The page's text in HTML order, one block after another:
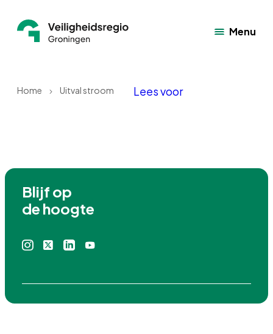
Menu
Home Uitval stroom Lees voor
Blijf op
de hoogte
InstagramLinkedin